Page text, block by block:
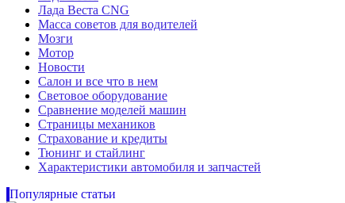
Лада Веста CNG
Масса советов для водителей
Мозги
Мотор
Новости
Салон и все что в нем
Световое оборудование
Сравнение моделей машин
Страницы механиков
Страхование и кредиты
Тюнинг и стайлинг
Характеристики автомобиля и запчастей
Популярные статьи